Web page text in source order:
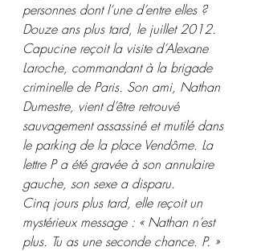
personnes dont l’une d’entre elles ?
Douze ans plus tard, le juillet 2012.
Capucine reçoit la visite d’Alexane
Laroche, commandant à la brigade
criminelle de Paris. Son ami, Nathan
Dumestre, vient d’être retrouvé
sauvagement assassiné et mutilé dans
le parking de la place Vendôme. La
lettre P a été gravée à son annulaire
gauche, son sexe a disparu.
Cinq jours plus tard, elle reçoit un
mystérieux message : « Nathan n’est
plus. Tu as une seconde chance. P. »